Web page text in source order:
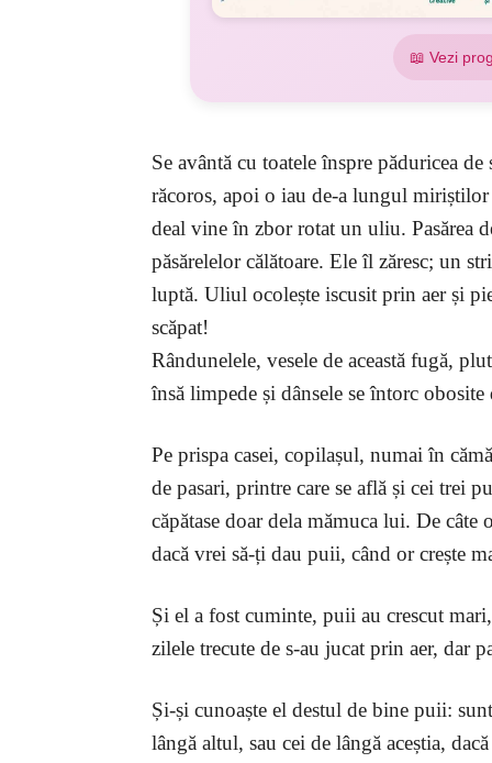
📖 Vezi
Se avântă cu toatele înspre păduricea
răcoros, apoi o iau de-a lungul
deal vine în zbor rotat un uliu. Pasărea
păsărelelor călătoare. Ele îl zăresc; un
luptă. Uliul ocolește iscusit prin aer și
scăpat!
Rândunelele, vesele de această fugă,
însă limpede și dânsele se întorc
Pe prispa casei, copilașul, numai în
de pasari, printre care se află și cei trei
căpătase doar dela mămuca lui. De
dacă vrei să-ți dau puii, când or crește
Și el a fost cuminte, puii au crescut
zilele trecute de s-au jucat prin aer, dar
Și-și cunoaște el destul de bine puii:
lângă altul, sau cei de lângă aceștia,